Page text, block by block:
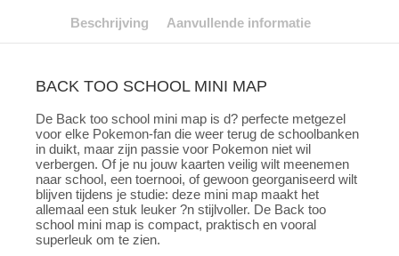
Beschrijving Aanvullende informatie
BACK TOO SCHOOL MINI MAP
De Back too school mini map is d? perfecte metgezel
voor elke Pokemon-fan die weer terug de schoolbanken
in duikt, maar zijn passie voor Pokemon niet wil
verbergen. Of je nu jouw kaarten veilig wilt meenemen
naar school, een toernooi, of gewoon georganiseerd wilt
blijven tijdens je studie: deze mini map maakt het
allemaal een stuk leuker ?n stijlvoller. De Back too
school mini map is compact, praktisch en vooral
superleuk om te zien.